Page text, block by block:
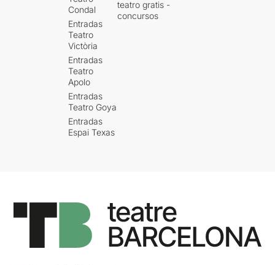
Condal
Entradas
Teatro
Victòria
Entradas
Teatro
Apolo
Entradas
Teatro Goya
Entradas
Espai Texas
teatro gratis -
concursos